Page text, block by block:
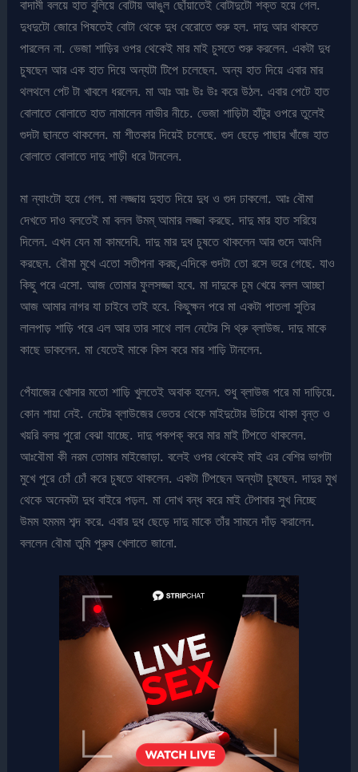
বাদামী বলয়ে হাত বুলিয়ে বোটায় আঙুল ছোঁয়াতেই বোটাদুটো শক্ত হয়ে গেল.
দুধদুটো জোরে পিষতেই বোটা থেকে দুধ বেরোতে শুরু হল. দাদু আর থাকতে
পারলেন না. ভেজা শাড়ির ওপর থেকেই মার মাই চুসতে শুরু করলেন. একটা দুধ
চুষছেন আর এক হাত দিয়ে অন্যটা টিপে চলেছেন. অন্য হাত দিয়ে এবার মার
থলথলে পেট টা খাবলে ধরলেন. মা আঃ আঃ উঃ উঃ করে উঠল. এবার পেটে হাত
বোলাতে বোলাতে হাত নামালেন নাভীর নীচে. ভেজা শাড়িটা হাঁটুর ওপরে তুলেই
গুদটা ছানতে থাকলেন. মা শীতকার দিয়েই চলেছে. গুদ ছেড়ে পাছার খাঁজে হাত
বোলাতে বোলাতে দাদু শাড়ী ধরে টানলেন.
মা ন্যাংটো হয়ে গেল. মা লজ্জায় দুহাত দিয়ে দুধ ও গুদ ঢাকলো. আঃ বৌমা
দেখতে দাও বলতেই মা বলল উমম্ আমার লজ্জা করছে. দাদু মার হাত সরিয়ে
দিলেন. এখন যেন মা কামদেবি. দাদু মার দুধ চুষতে থাকলেন আর গুদে আংলি
করছেন. বৌমা মুখে এতো সতীপনা করছ,এদিকে গুদটা তো রসে ভরে গেছে. যাও
কিছু পরে এসো. আজ তোমার ফুলসজ্জা হবে. মা দাদুকে চুম খেয়ে বলল আচ্ছা
আজ আমার নাগর যা চাইবে তাই হবে. কিছুক্ষন পরে মা একটা পাতলা সুতির
লালপাড় শাড়ি পরে এল আর তার সাথে লাল নেটের সি থ্রু ব্লাউজ. দাদু মাকে
কাছে ডাকলেন. মা যেতেই মাকে কিস করে মার শাড়ি টানলেন.
পেঁযাজের খোসার মতো শাড়ি খুলতেই অবাক হলেন. শুধু ব্লাউজ পরে মা দাড়িয়ে.
কোন শায়া নেই. নেটের ব্লাউজের ভেতর থেকে মাইদুটোর উচিয়ে থাকা বৃন্ত ও
খয়রি বলয় পুরো বেঝা যাচ্ছে. দাদু পকপক্ করে মার মাই টিপতে থাকলেন.
আঃবৌমা কী নরম তোমার মাইজোড়া. বলেই ওপর থেকেই মাই এর বেশির ভাগটা
মুখে পুরে চোঁ চোঁ করে চুষতে থাকলেন. একটা টিপছেন অন্যটা চুষছেন. দাদুর মুখ
থেকে অনেকটা দুধ বাইরে পড়ল. মা দোখ বন্ধ করে মাই টেপাবার সুখ নিচ্ছে
উমম হমমম শব্দ করে. এবার দুধ ছেড়ে দাদু মাকে তাঁর সামনে দাঁড় করালেন.
বললেন বৌমা তুমি পুরুষ খেলাতে জানো.